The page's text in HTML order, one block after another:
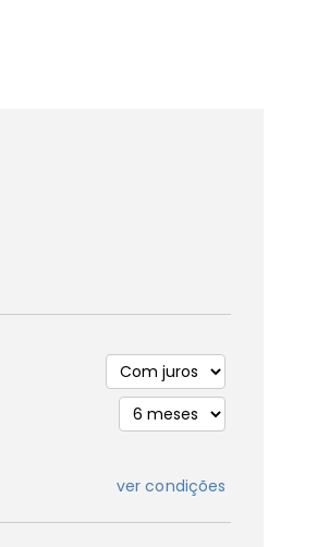
ver condições